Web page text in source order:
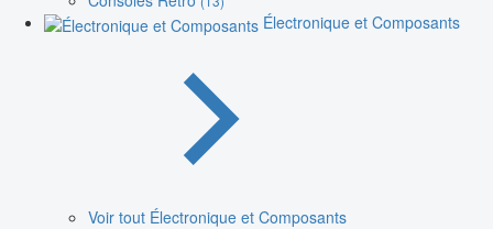
Électronique et Composants
Voir tout Électronique et Composants